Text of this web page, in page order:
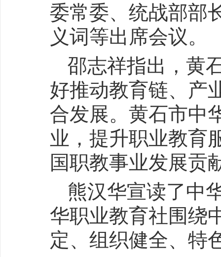
委常委、统战部部
义词等出席会议。
邵志祥指出，黄
好推动教育链、产
合发展。黄石市中
业，提升职业教育
国职教事业发展贡
熊汉华宣读了中
华职业教育社围绕
定、组织健全、特